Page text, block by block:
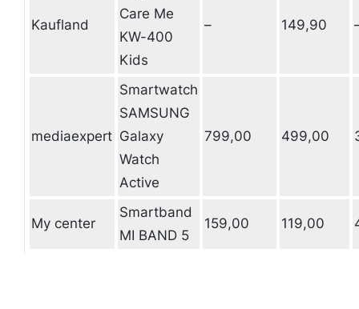
Kaufland
Care Me
KW-400
Kids
– 149,90
mediaexpert
Smartwatch
SAMSUNG
Galaxy
Watch
Active
799,00 499,00
My center
Smartband
MI BAND 5
159,00 119,00